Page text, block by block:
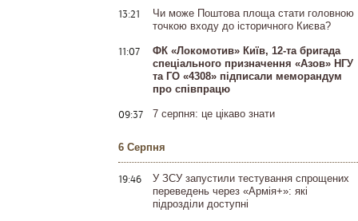
13:21
Чи може Поштова площа стати головною
точкою входу до історичного Києва?
11:07
ФК «Локомотив» Київ, 12-та бригада
спеціального призначення «Азов» НГУ
та ГО «4308» підписали меморандум
про співпрацю
09:37 7 серпня: це цікаво знати
6 Серпня
19:46
У ЗСУ запустили тестування спрощених
переведень через «Армія+»: які
підрозділи доступні